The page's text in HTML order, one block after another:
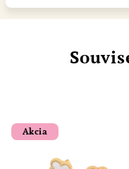
Akcia